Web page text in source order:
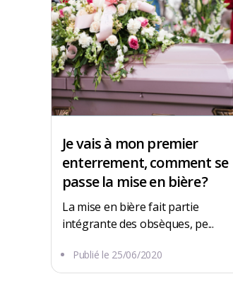
1 ROUTE DU STADE
16120 Vibrac
Je vais à mon premier
enterrement, comment se
passe la mise en bière ?
La mise en bière fait partie
intégrante des obsèques, pe...
Publié le 25/06/2020